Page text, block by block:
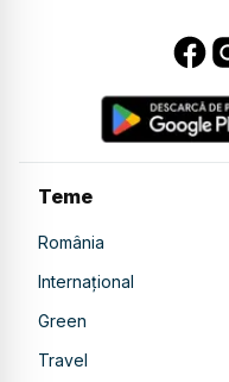
Teme
România
Internațional
Green
Travel